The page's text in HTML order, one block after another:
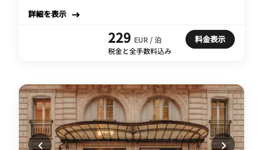
詳細を表示
229 EUR / 泊
税金と全手数料込み
料金表示